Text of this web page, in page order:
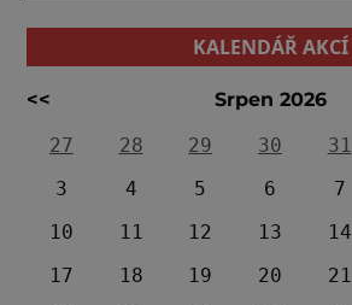
KALENDÁŘ AKCÍ
<< Srpen 2026
27
28 29 30 31
3
4 5 6 7
10
11 12 13 14
17
18 19 20 21